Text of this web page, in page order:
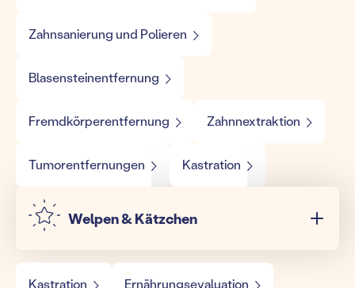
Zahnsanierung und Polieren
Blasensteinentfernung
Fremdkörperentfernung Zahnnextraktion
Tumorentfernungen Kastration
Welpen & Kätzchen
Kastration Ernährungsevaluation